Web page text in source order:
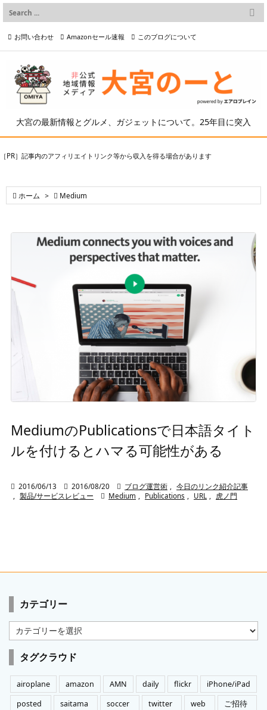
大宮の最新情報とグルメ、ガジェットについて。25年目に突入

メニュー

検索
お問い合わせ Amazonセール速報 このブログについて
プライバシーポリシー等
［PR］記事内のアフィリエイトリンク等から収入を得る場合があります
 ホーム >  Medium
MediumのPublicationsで日本語タイト
ルを付けるとハマる可能性がある
 2016/06/13  2016/08/20  ブログ運営術 , 今日のリンク紹介記事
, 製品/サービスレビュー  Medium , Publications , URL , 虎ノ門
カテゴリー
カ
テ
ゴ
リ
ー
タグクラウド
airoplane amazon AMN daily flickr
iPhone/iPad
posted
saitama soccer twitter web
ご招待